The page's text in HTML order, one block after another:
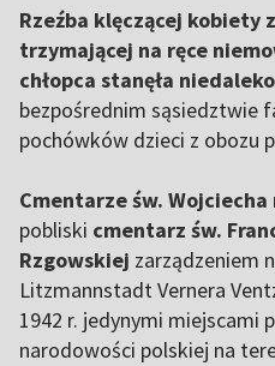
Rzeźba klęczącej kobiety
trzymającej na ręce
chłopca stanęła
bezpośrednim sąsiedztwie
pochówków dzieci z obozu
Cmentarze św.
pobliski cmentarz św.
Rzgowskiej zarządzeniem
Litzmannstadt Vernera
1942 r. jedynymi miejscami
narodowości polskiej na